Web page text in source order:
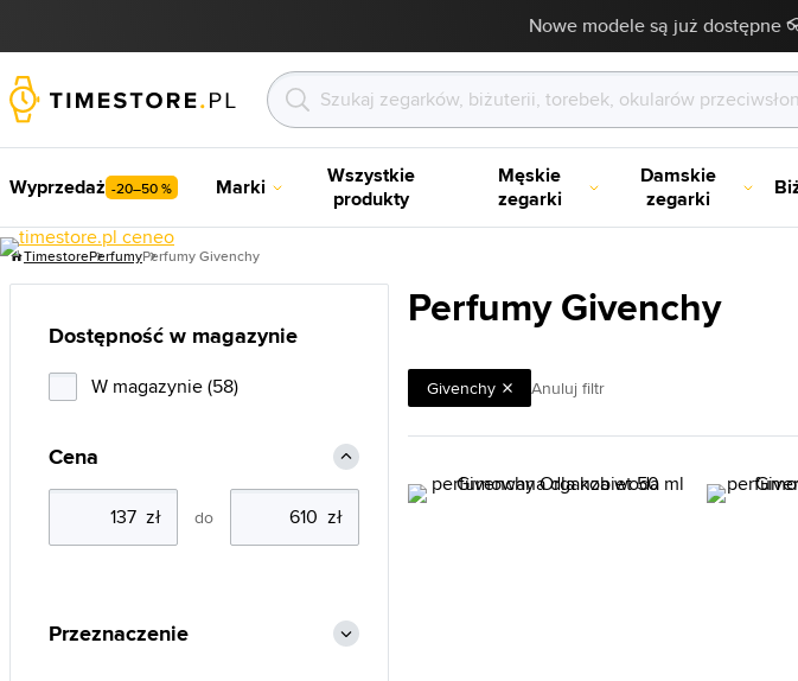
Nowe modele są już dostępne
Wyprzedaż -20–50 % Marki
Wszystkie
produkty
Męskie
zegarki
Damskie
zegarki
TimestorePerfumyPerfumy Givenchy
Perfumy Givenchy
Givenchy Anuluj filtr
Dostępność w magazynie
W magazynie (58)
Cena
do
Przeznaczenie